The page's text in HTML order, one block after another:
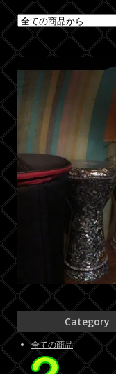
Category
全ての商品